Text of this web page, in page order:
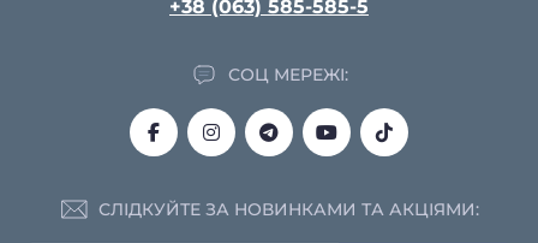
+38 (063) 585-585-5
СОЦ МЕРЕЖІ:
СЛІДКУЙТЕ ЗА НОВИНКАМИ ТА АКЦІЯМИ: